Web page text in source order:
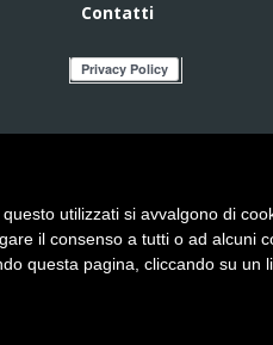
Contatti
utilizzati si avvalgono di
il consenso a tutti o ad alcuni
questa pagina, cliccando su